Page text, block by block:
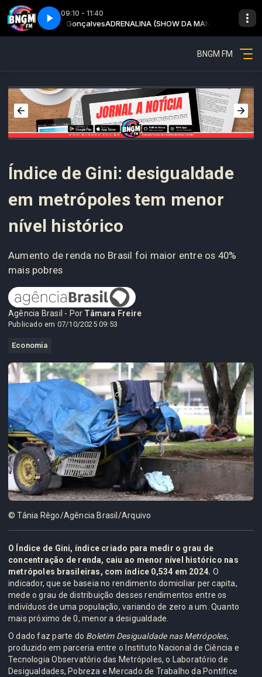
09:10 - 11:40
Jhonatas GonçalvesADRENALINA (SHOW DA MANHÂ) com Jhonatas
- Parte 1 Adrenalina - Show da manhã - Parte 1
BNGM FM
Índice de Gini: desigualdade
em metrópoles tem menor
nível histórico
Aumento de renda no Brasil foi maior entre os 40%
mais pobres
Agência Brasil - Por Tâmara Freire
Publicado em 07/10/2025 09:53
Economia
© Tânia Rêgo/Agência Brasil/Arquivo
O Índice de Gini, índice criado para medir o grau de
concentração de renda, caiu ao menor nível histórico nas
metrópoles brasileiras, com índice 0,534 em 2024. O
indicador, que se baseia no rendimento domiciliar per capita,
mede o grau de distribuição desses rendimentos entre os
indivíduos de uma população, variando de zero a um. Quanto
mais próximo de 0, menor a desigualdade.
O dado faz parte do Boletim Desigualdade nas Metrópoles,
produzido em parceria entre o Instituto Nacional de Ciência e
Tecnologia Observatório das Metrópoles, o Laboratório de
Desigualdades, Pobreza e Mercado de Trabalho da Pontífice